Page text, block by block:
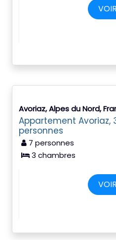
Avoriaz, Alpes du Nord,
Appartement Avoriaz,
personnes
7 personnes
3 chambres